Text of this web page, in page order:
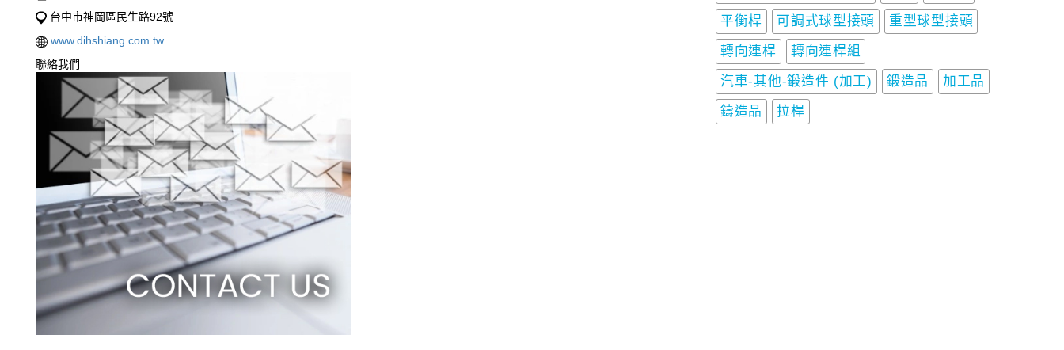
台中市神岡區民生路92號
www.dihshiang.com.tw
聯絡我們
平衡桿
可調式球型接頭
重型球型接頭
轉向連桿
轉向連桿組
汽車-其他-鍛造件 (加工)
鍛造品
加工品
鑄造品
拉桿